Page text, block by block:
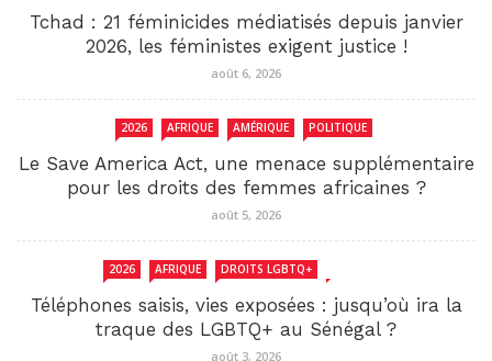
Tchad : 21 féminicides médiatisés depuis janvier
2026, les féministes exigent justice !
août 6, 2026
2026 AFRIQUE AMÉRIQUE POLITIQUE
Le Save America Act, une menace supplémentaire
pour les droits des femmes africaines ?
août 5, 2026
2026 AFRIQUE DROITS LGBTQ+
Téléphones saisis, vies exposées : jusqu’où ira la
traque des LGBTQ+ au Sénégal ?
août 3, 2026